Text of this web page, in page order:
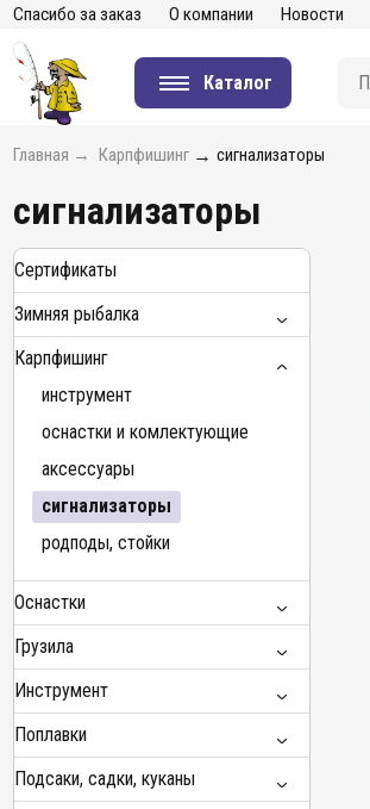
Спасибо за заказ О компании Новости
Каталог
Главная → Карпфишинг → сигнализаторы
сигнализаторы
Сертификаты
Зимняя рыбалка
Карпфишинг
инструмент
оснастки и комлектующие
аксессуары
сигнализаторы
родподы, стойки
Оснастки
Грузила
Инструмент
Поплавки
Подсаки, садки, куканы